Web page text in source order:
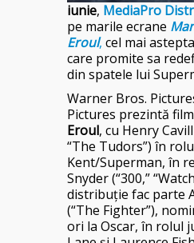
iunie, MediaPro
pe marile ecrane
Eroul, cel mai
care promite sa
din spatele lui
Warner Bros.
Pictures prezintă
Eroul, cu Henry
“The Tudors”) în
Kent/Superman, în
Snyder (“300,”
distribuţie fac parte
(“The Fighter”),
ori la Oscar, în rolul